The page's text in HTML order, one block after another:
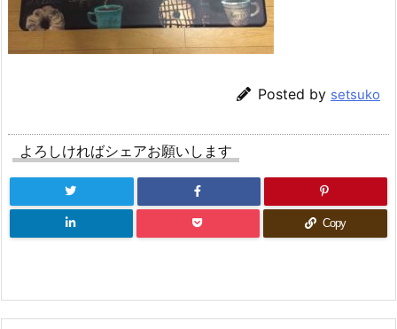
Posted by setsuko
よろしければシェアお願いします
Copy